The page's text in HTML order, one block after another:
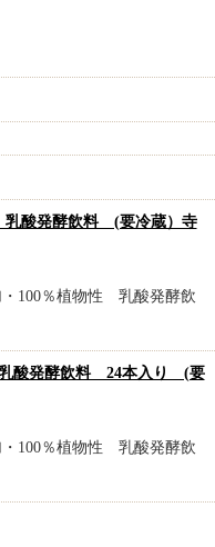
酸発酵飲料 (要冷蔵）寺
・100％植物性 乳酸発酵飲
酸発酵飲料 24本入り (要
・100％植物性 乳酸発酵飲